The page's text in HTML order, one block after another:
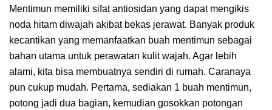
Mentimun memiliki sifat antiosidan yang dapat mengikis
noda hitam diwajah akibat bekas jerawat. Banyak produk
kecantikan yang memanfaatkan buah mentimun sebagai
bahan utama untuk perawatan kulit wajah. Agar lebih
alami, kita bisa membuatnya sendiri di rumah. Caranaya
pun cukup mudah. Pertama, sediakan 1 buah mentimun,
potong jadi dua bagian, kemudian gosokkan potongan